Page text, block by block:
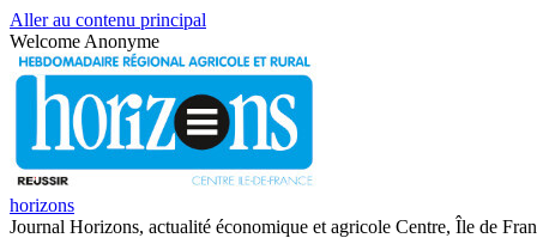
Aller au contenu principal
Welcome Anonyme
horizons
Journal Horizons, actualité économique et agricole Centre, Île de